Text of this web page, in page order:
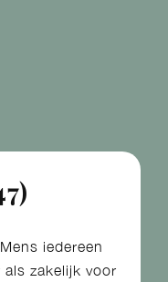
iedereen
zakelijk voor